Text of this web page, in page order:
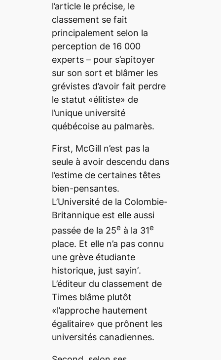
l’article le précise, le
classement se fait
principalement selon la
perception de 16 000
experts – pour s’apitoyer
sur son sort et blâmer les
grévistes d’avoir fait perdre
le statut «élitiste» de
l’unique université
québécoise au palmarès.
First, McGill n’est pas la
seule à avoir descendu dans
l’estime de certaines têtes
bien-pensantes.
L’Université de la Colombie-
Britannique est elle aussi
passée de la 25e à la 31e
place. Et elle n’a pas connu
une grève étudiante
historique, just sayin’.
L’éditeur du classement de
Timesblâme plutôt
«l’approche hautement
égalitaire» que prônent les
universités canadiennes.